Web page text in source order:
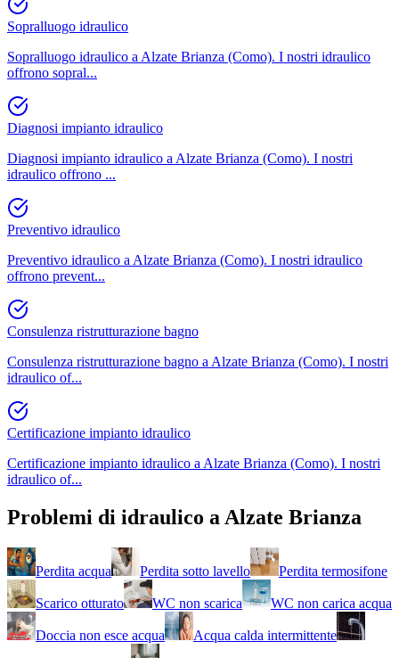
Sopralluogo idraulico
Sopralluogo idraulico a Alzate Brianza (Como). I nostri idraulico
offrono sopral...
Diagnosi impianto idraulico
Diagnosi impianto idraulico a Alzate Brianza (Como). I nostri
idraulico offrono ...
Preventivo idraulico
Preventivo idraulico a Alzate Brianza (Como). I nostri idraulico
offrono prevent...
Consulenza ristrutturazione bagno
Consulenza ristrutturazione bagno a Alzate Brianza (Como). I nostri
idraulico of...
Certificazione impianto idraulico
Certificazione impianto idraulico a Alzate Brianza (Como). I nostri
idraulico of...
Problemi di idraulico a Alzate Brianza
Perdita acqua Perdita sotto lavello Perdita termosifone
Scarico otturato WC non scarica WC non carica acqua
Doccia non esce acqua Acqua calda intermittente